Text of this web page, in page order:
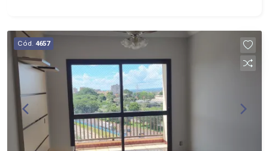
Cód. 4657